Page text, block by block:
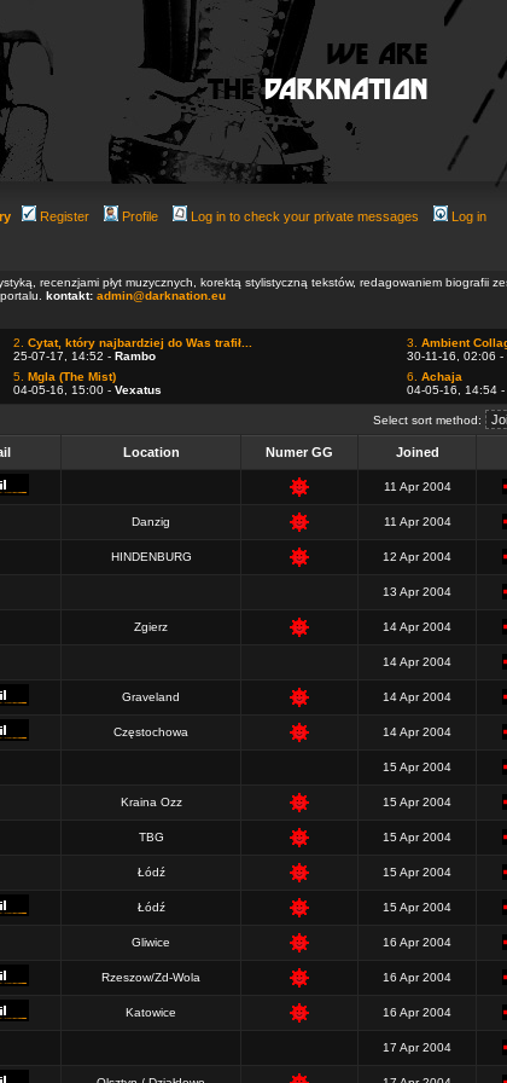
Register Profile Log in to check your private messages
Log in
recenzjami płyt muzycznych, korektą stylistyczną tekstów, redagowaniem biografii
kontakt: admin@darknation.eu
2. Cytat, który najbardziej do Was trafił...
25-07-17, 14:52 - Rambo
3. Ambient
30-11-16, 02:06 -
5. Mgla (The Mist)
04-05-16, 15:00 - Vexatus
6. Achaja
04-05-16, 14:54 -
Select sort method:
Location Numer GG Joined
11 Apr 2004
Danzig 11 Apr 2004
HINDENBURG 12 Apr 2004
13 Apr 2004
Zgierz 14 Apr 2004
14 Apr 2004
Graveland 14 Apr 2004
Częstochowa 14 Apr 2004
15 Apr 2004
Kraina Ozz 15 Apr 2004
TBG 15 Apr 2004
Łódź 15 Apr 2004
Łódź 15 Apr 2004
Gliwice 16 Apr 2004
Rzeszow/Zd-Wola 16 Apr 2004
Katowice 16 Apr 2004
17 Apr 2004